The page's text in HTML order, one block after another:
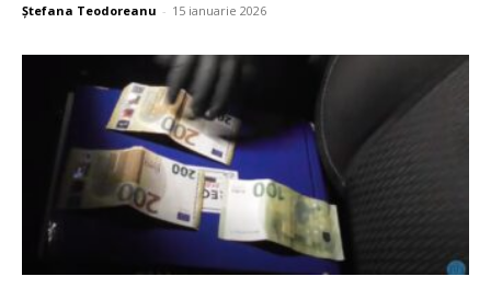
Ștefana Teodoreanu - 15 ianuarie 2026